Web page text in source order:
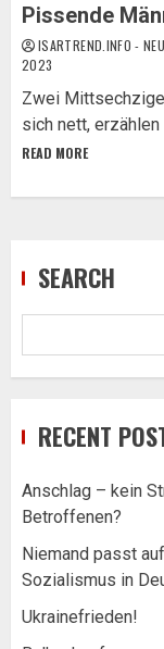
Pissende
ISARTREND.INFO -
2023
Zwei
sich nett,
READ MORE
SEARCH
RECENT
Anschlag – kein
Betroffenen?
Niemand passt
Sozialismus in
Ukrainefrieden!